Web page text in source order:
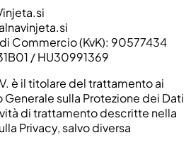
Commercio (KvK): 90577434
/ HU30991369
è il titolare del trattamento ai
sulla Protezione dei Dati
di trattamento descritte nella
Privacy, salvo diversa